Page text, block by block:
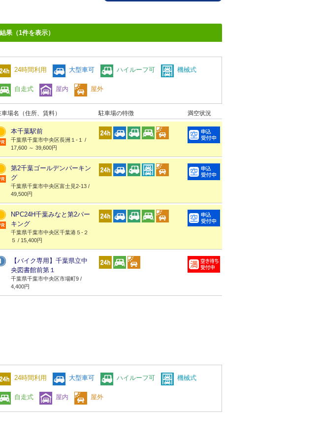
果（1件を表示）
24時間利用 大型車可 ハイルーフ可 機械式
自走式 屋内 屋外
車場名（住所、賃料） 駐車場の特徴 満空状況
本千葉駅前
千葉県千葉市中央区長洲１-１ /
17,600 ～ 39,600円
第2千葉ゴールデンパーキン
グ
千葉県千葉市中央区富士見2-13 /
49,500円
NPC24H千葉みなと第2パー
キング
千葉県千葉市中央区千葉港５-２
５ / 15,400円
【バイク専用】千葉県立中
央図書館前第１
千葉県千葉市中央区市場町9 /
4,400円
24時間利用 大型車可 ハイルーフ可 機械式
自走式 屋内 屋外